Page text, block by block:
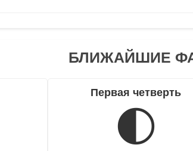
БЛИЖАЙШИЕ
Первая четверть
🌓